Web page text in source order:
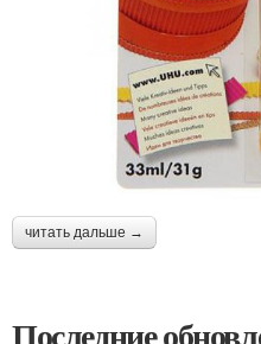
читать дальше →